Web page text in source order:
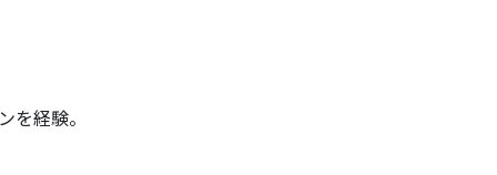
を経験。